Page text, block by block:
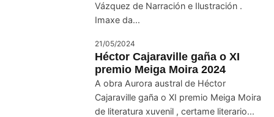
Vázquez de Narración e Ilustración .
Imaxe da...
21/05/2024
Héctor Cajaraville gaña o XI
premio Meiga Moira 2024
A obra Aurora austral de Héctor
Cajaraville gaña o XI premio Meiga Moira
de literatura xuvenil , certame literario...